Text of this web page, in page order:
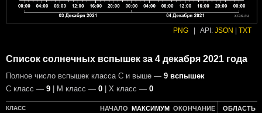
PNG API: JSON TXT
Список солнечных вспышек за 4 декабря 2021 года
Полное число вспышек класса C и выше — 9 вспышек
С класс — 9 | М класс — 0 | X класс — 0
КЛАСС НАЧАЛО МАКСИМУМ ОКОНЧАНИЕ ОБЛАСТЬ